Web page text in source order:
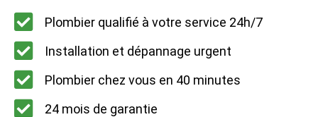
Plombier qualifié à votre service 24h/7
Installation et dépannage urgent
Plombier chez vous en 40 minutes
24 mois de garantie